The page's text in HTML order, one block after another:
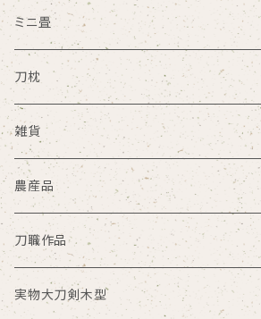
ミニ畳
大サイズ
中サイズ
小サイズ
その他サイズ
限定
刀枕
ミニ刀枕
大根刀枕
雑貨
丸ゆ商会
大笑い一座
Gocha
農産品
米
小麦粉
刀職作品
銘切プレート
実物大刀剣木型